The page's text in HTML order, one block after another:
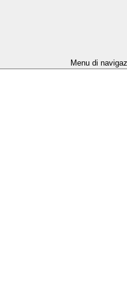
Menu di